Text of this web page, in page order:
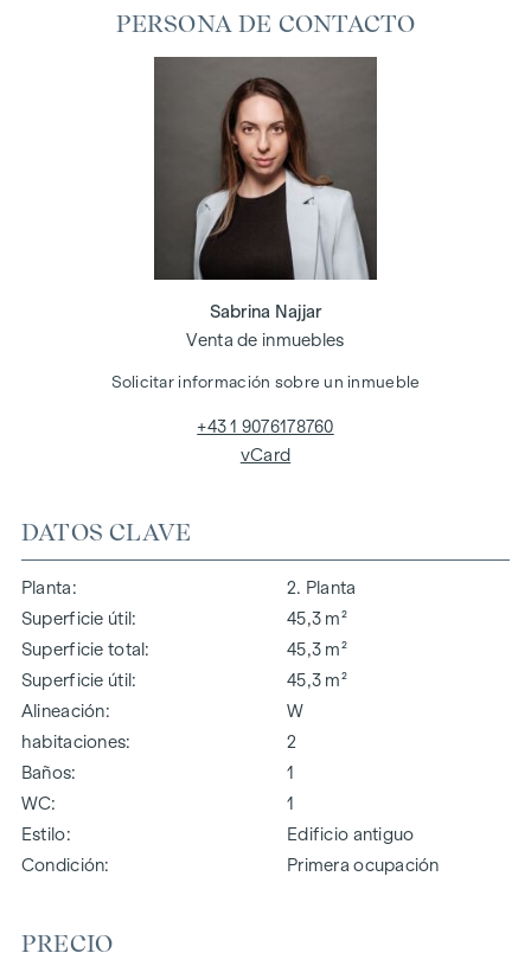
DATOS CLAVE
Planta
2. Planta
Superficie útil
45,3 m²
Superficie total
45,3 m²
Superficie útil
45,3 m²
Alineación
W
habitaciones
2
Baños
1
WC
1
Estilo
Edificio antiguo
Condición
Primera ocupación
PRECIO
PERSONA DE CONTACTO
Sabrina Najjar
Venta de inmuebles
Solicitar información sobre un inmueble
+43 1 9076178760
vCard